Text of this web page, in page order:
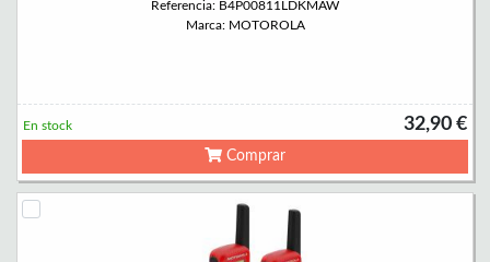
Referencia: B4P00811LDKMAW
Marca: MOTOROLA
32,90 €
En stock
Comprar